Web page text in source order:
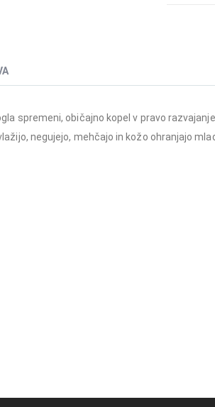
spremeni, običajno kopel v pravo
negujejo, mehčajo in kožo ohranjajo